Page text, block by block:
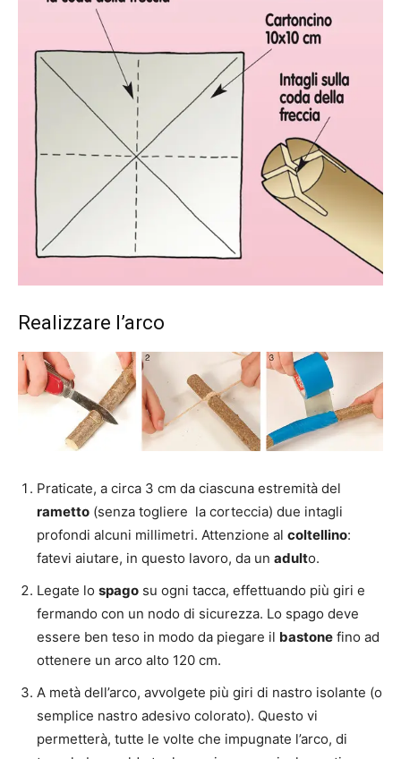
Realizzare l’arco
Praticate, a circa 3 cm da ciascuna estremità del
rametto (senza togliere la corteccia) due intagli
profondi alcuni millimetri. Attenzione al coltellino:
fatevi aiutare, in questo lavoro, da un adulto.
Legate lo spago su ogni tacca, effettuando più giri e
fermando con un nodo di sicurezza. Lo spago deve
essere ben teso in modo da piegare il bastone fino ad
ottenere un arco alto 120 cm.
A metà dell’arco, avvolgete più giri di nastro isolante (o
semplice nastro adesivo colorato). Questo vi
permetterà, tutte le volte che impugnate l’arco, di